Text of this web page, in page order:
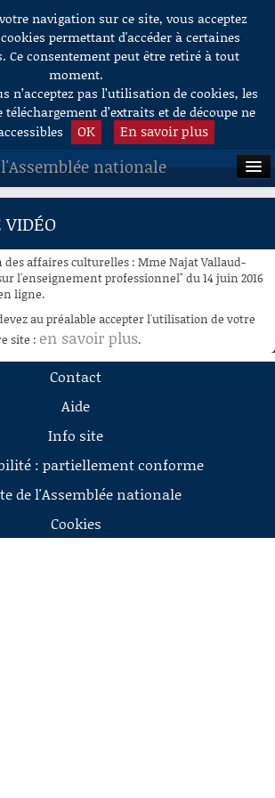
navigation sur ce site, vous acceptez
permettant d'accéder à certaines
Ce consentement peut être retiré à tout
moment.
n’acceptez pas l’utilisation de cookies, les
d’extraits et de découpe ne
OK En savoir plus
nationale
des affaires culturelles : Mme Najat Vallaud-
l'enseignement professionnel" du 14 juin 2016
ligne.
au préalable accepter l'utilisation de votre
site : en savoir plus.
Contact
Aide
Info site
: partiellement conforme
de l'Assemblée nationale
Cookies